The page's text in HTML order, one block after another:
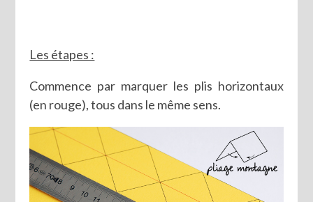
Les étapes :
Commence par marquer les plis horizontaux
(en rouge), tous dans le même sens.